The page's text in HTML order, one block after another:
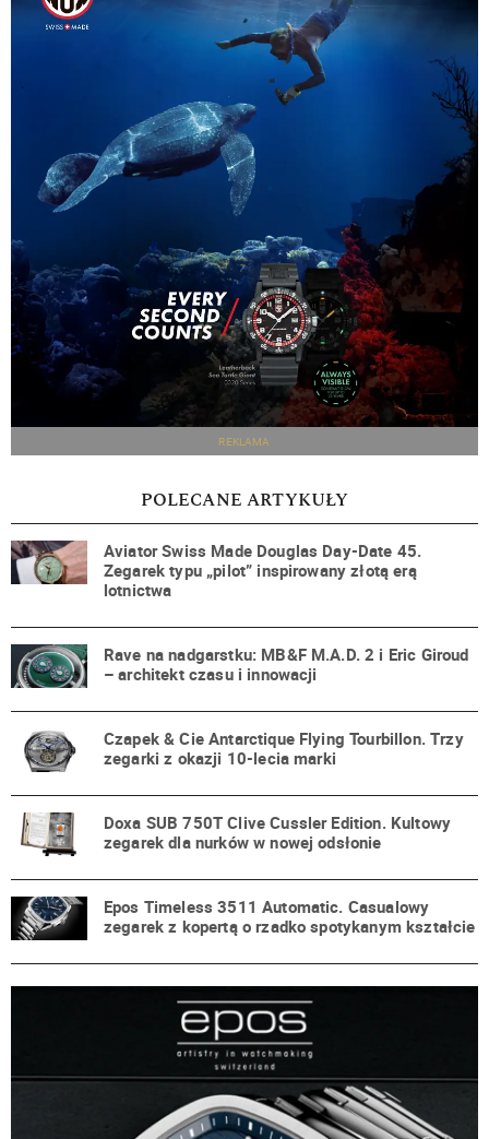
REKLAMA
POLECANE ARTYKUŁY
Aviator Swiss Made Douglas Day-Date 45.
Zegarek typu „pilot” inspirowany złotą erą
lotnictwa
Rave na nadgarstku: MB&F M.A.D. 2 i Eric Giroud
– architekt czasu i innowacji
Czapek & Cie Antarctique Flying Tourbillon. Trzy
zegarki z okazji 10-lecia marki
Doxa SUB 750T Clive Cussler Edition. Kultowy
zegarek dla nurków w nowej odsłonie
Epos Timeless 3511 Automatic. Casualowy
zegarek z kopertą o rzadko spotykanym kształcie